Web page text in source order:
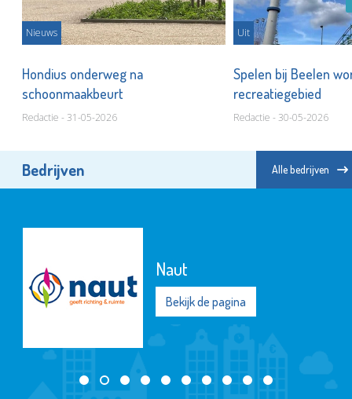
Nieuws
Hondius onderweg na
schoonmaakbeurt
Redactie - 31-05-2026
Uit
Spelen bij Beelen
recreatiegebied
Redactie - 30-05-2026
Bedrijven Alle bedrijven
Naut
Bekijk de pagina